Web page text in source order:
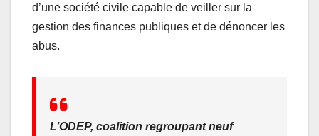
d’une société civile capable de veiller sur la
gestion des finances publiques et de dénoncer les
abus.
L’ODEP, coalition regroupant neuf